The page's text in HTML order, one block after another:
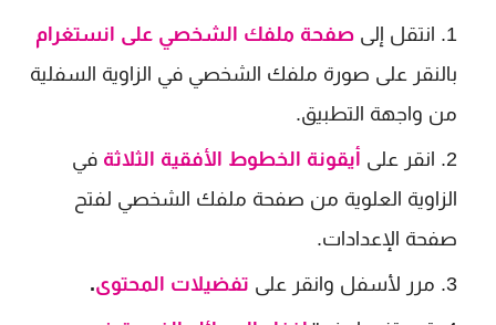
انتقل إلى صفحة ملفك الشخصي على انستغرام
بالنقر على صورة ملفك الشخصي في الزاوية السفلية
من واجهة التطبيق.
انقر على أيقونة الخطوط الأفقية الثلاثة في
الزاوية العلوية من صفحة ملفك الشخصي لفتح
صفحة الإعدادات.
مرر لأسفل وانقر على تفضيلات المحتوى.